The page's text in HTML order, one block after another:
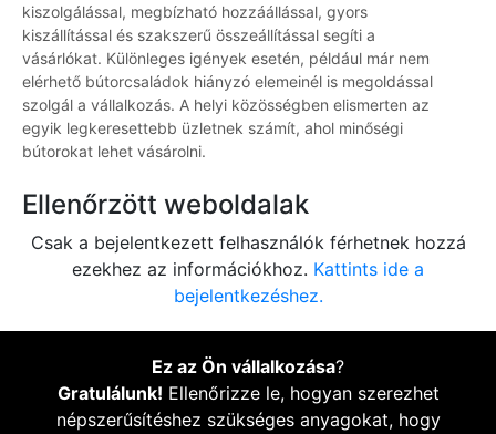
kiszolgálással, megbízható hozzáállással, gyors
kiszállítással és szakszerű összeállítással segíti a
vásárlókat. Különleges igények esetén, például már nem
elérhető bútorcsaládok hiányzó elemeinél is megoldással
szolgál a vállalkozás. A helyi közösségben elismerten az
egyik legkeresettebb üzletnek számít, ahol minőségi
bútorokat lehet vásárolni.
Ellenőrzött weboldalak
Csak a bejelentkezett felhasználók férhetnek hozzá
ezekhez az információkhoz. Kattints ide a
bejelentkezéshez.
Ez az Ön vállalkozása?
Gratulálunk! Ellenőrizze le, hogyan szerezhet
népszerűsítéshez szükséges anyagokat, hogy